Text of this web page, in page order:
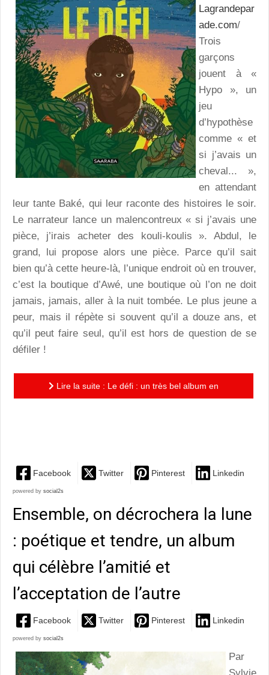
Lagrandepar
ade.com/
Trois
garçons
jouent à «
Hypo », un
jeu
d’hypothèse
comme « et
si j’avais un
cheval... »,
en attendant
leur tante Baké, qui leur raconte des histoires le soir.
Le narrateur lance un malencontreux « si j’avais une
pièce, j’irais acheter des kouli-koulis ». Abdul, le
grand, lui propose alors une pièce. Parce qu’il sait
bien qu’à cette heure-là, l’unique endroit où en trouver,
c’est la boutique d’Awé, une boutique où l’on ne doit
jamais, jamais, aller à la nuit tombée. Le plus jeune a
peur, mais il répète si souvent qu’il a douze ans, et
qu’il peut faire seul, qu’il est hors de question de se
défiler !
Lire la suite : Le défi : un très bel album en
Facebook Twitter Pinterest Linkedin
powered by social2s
Ensemble, on décrochera la lune
: poétique et tendre, un album
qui célèbre l’amitié et
l’acceptation de l’autre
Facebook Twitter Pinterest Linkedin
powered by social2s
Par